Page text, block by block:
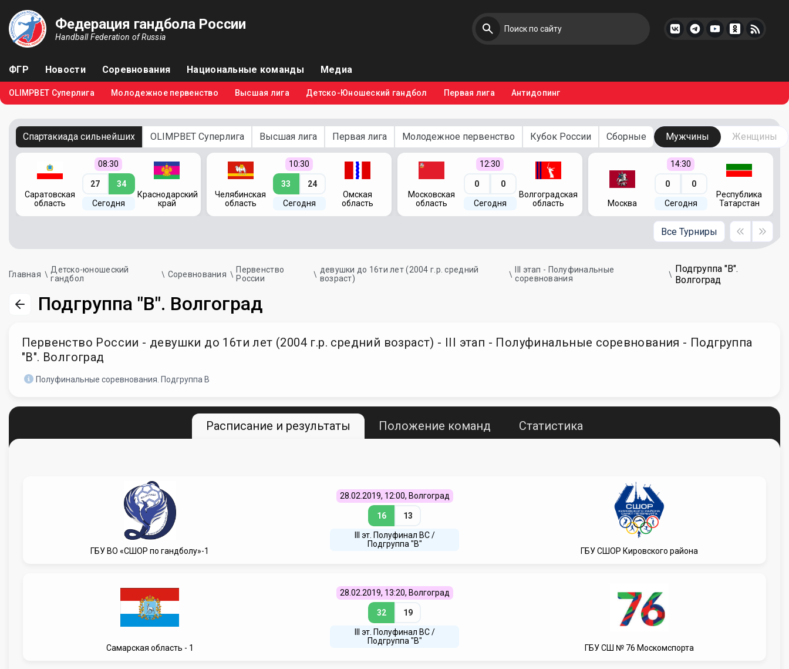
Федерация гандбола России
Handball Federation of Russia
ФГР Новости Соревнования Национальные команды Медиа
OLIMPBET Суперлига Молодежное первенство Высшая лига Детско-Юношеский гандбол Первая лига Антидопинг
Спартакиада сильнейших OLIMPBET Суперлига Высшая лига Первая лига Молодежное первенство Кубок России Сборные Мужчины Женщины
Саратовская
область
08:30
27 34
Сегодня
Краснодарский
край
Челябинская
область
10:30
33 24
Сегодня
Омская
область
Московская
область
12:30
0 0
Сегодня
Волгоградская
область
Москва
14:30
0 0
Сегодня
Республика
Татарстан
Все Турниры
Главная
Детско-юношеский
гандбол
Соревнования
Первенство
России
девушки до 16ти лет (2004 г.р. средний
возраст)
III этап - Полуфинальные
соревнования
Подгруппа "В".
Волгоград
Подгруппа "В". Волгоград
Первенство России - девушки до 16ти лет (2004 г.р. средний возраст) - III этап - Полуфинальные соревнования - Подгруппа
"В". Волгоград
Полуфинальные соревнования. Подгруппа В
Расписание и результаты Положение команд Статистика
ГБУ ВО «СШОР по гандболу»-1
28.02.2019, 12:00, Волгоград
16 13
III эт. Полуфинал ВC /
Подгруппа "В"
ГБУ СШОР Кировского района
Самарская область - 1
28.02.2019, 13:20, Волгоград
32 19
III эт. Полуфинал ВC /
Подгруппа "В"
ГБУ СШ № 76 Москомспорта